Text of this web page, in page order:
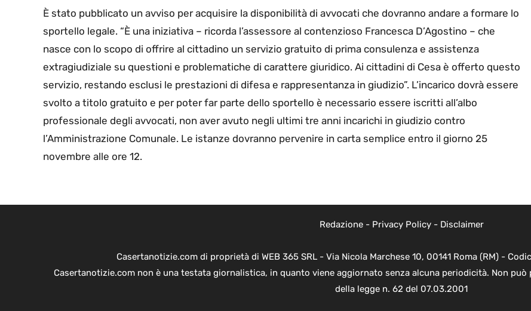
È stato pubblicato un avviso per acquisire la disponibilità di avvocati che dovranno andare a formare lo
sportello legale. “È una iniziativa – ricorda l’assessore al contenzioso Francesca D’Agostino – che
nasce con lo scopo di offrire al cittadino un servizio gratuito di prima consulenza e assistenza
extragiudiziale su questioni e problematiche di carattere giuridico. Ai cittadini di Cesa è offerto questo
servizio, restando esclusi le prestazioni di difesa e rappresentanza in giudizio”. L’incarico dovrà essere
svolto a titolo gratuito e per poter far parte dello sportello è necessario essere iscritti all’albo
professionale degli avvocati, non aver avuto negli ultimi tre anni incarichi in giudizio contro
l’Amministrazione Comunale. Le istanze dovranno pervenire in carta semplice entro il giorno 25
novembre alle ore 12.
Redazione- Privacy Policy- Disclaimer
Casertanotizie.com di proprietà di WEB 365 SRL - Via Nicola Marchese 10, 00141 Roma (RM) -
Casertanotizie.com non è una testata giornalistica, in quanto viene aggiornato senza alcuna periodicità. Non
della legge n. 62 del 07.03.2001